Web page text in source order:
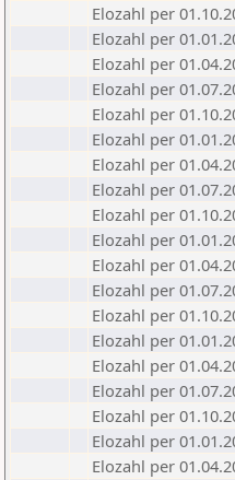
Elozahl per
Elozahl per
Elozahl per
Elozahl per
Elozahl per
Elozahl per
Elozahl per
Elozahl per
Elozahl per
Elozahl per
Elozahl per
Elozahl per
Elozahl per
Elozahl per
Elozahl per
Elozahl per
Elozahl per
Elozahl per
Elozahl per